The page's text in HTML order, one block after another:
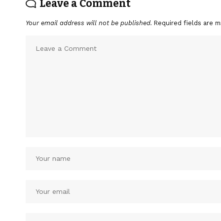
Leave a Comment
Your email address will not be published. Required fields are